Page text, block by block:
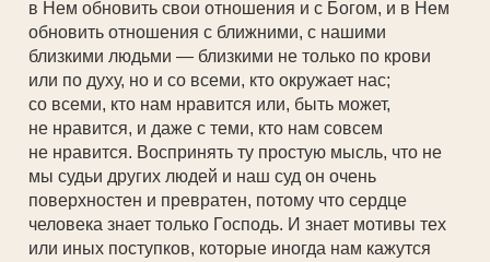
в Нем обновить свои отношения и с Богом, и в Нем
обновить отношения с ближними, с нашими
близкими людьми — близкими не только по крови
или по духу, но и со всеми, кто окружает нас;
со всеми, кто нам нравится или, быть может,
не нравится, и даже с теми, кто нам совсем
не нравится. Воспринять ту простую мысль, что не
мы судьи других людей и наш суд он очень
поверхностен и превратен, потому что сердце
человека знает только Господь. И знает мотивы тех
или иных поступков, которые иногда нам кажутся